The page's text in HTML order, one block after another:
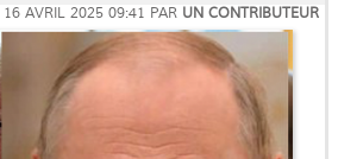
16 AVRIL 2025 09:41 PAR UN CONTRIBUTEUR